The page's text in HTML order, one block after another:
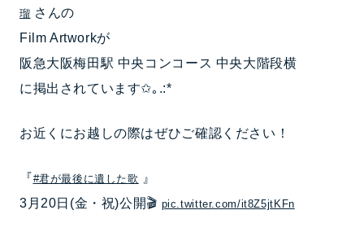
瑠 さんの
Film Artworkが
阪急大阪梅田駅 中央コンコース 中央大階段横
に掲出されています✩｡.:*
お近くにお越しの際はぜひご確認ください！
『#君が最後に遺した歌
』
3月20日(金・祝)公開🎬 pic.twitter.com/it8Z5jtKFn